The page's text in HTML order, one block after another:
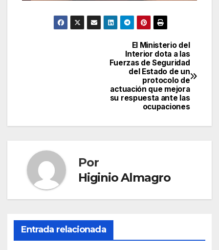
El Ministerio del
Interior dota a las
Fuerzas de Seguridad
del Estado de un
protocolo de
actuación que mejora
su respuesta ante las
ocupaciones
Por
Higinio Almagro
Entrada relacionada